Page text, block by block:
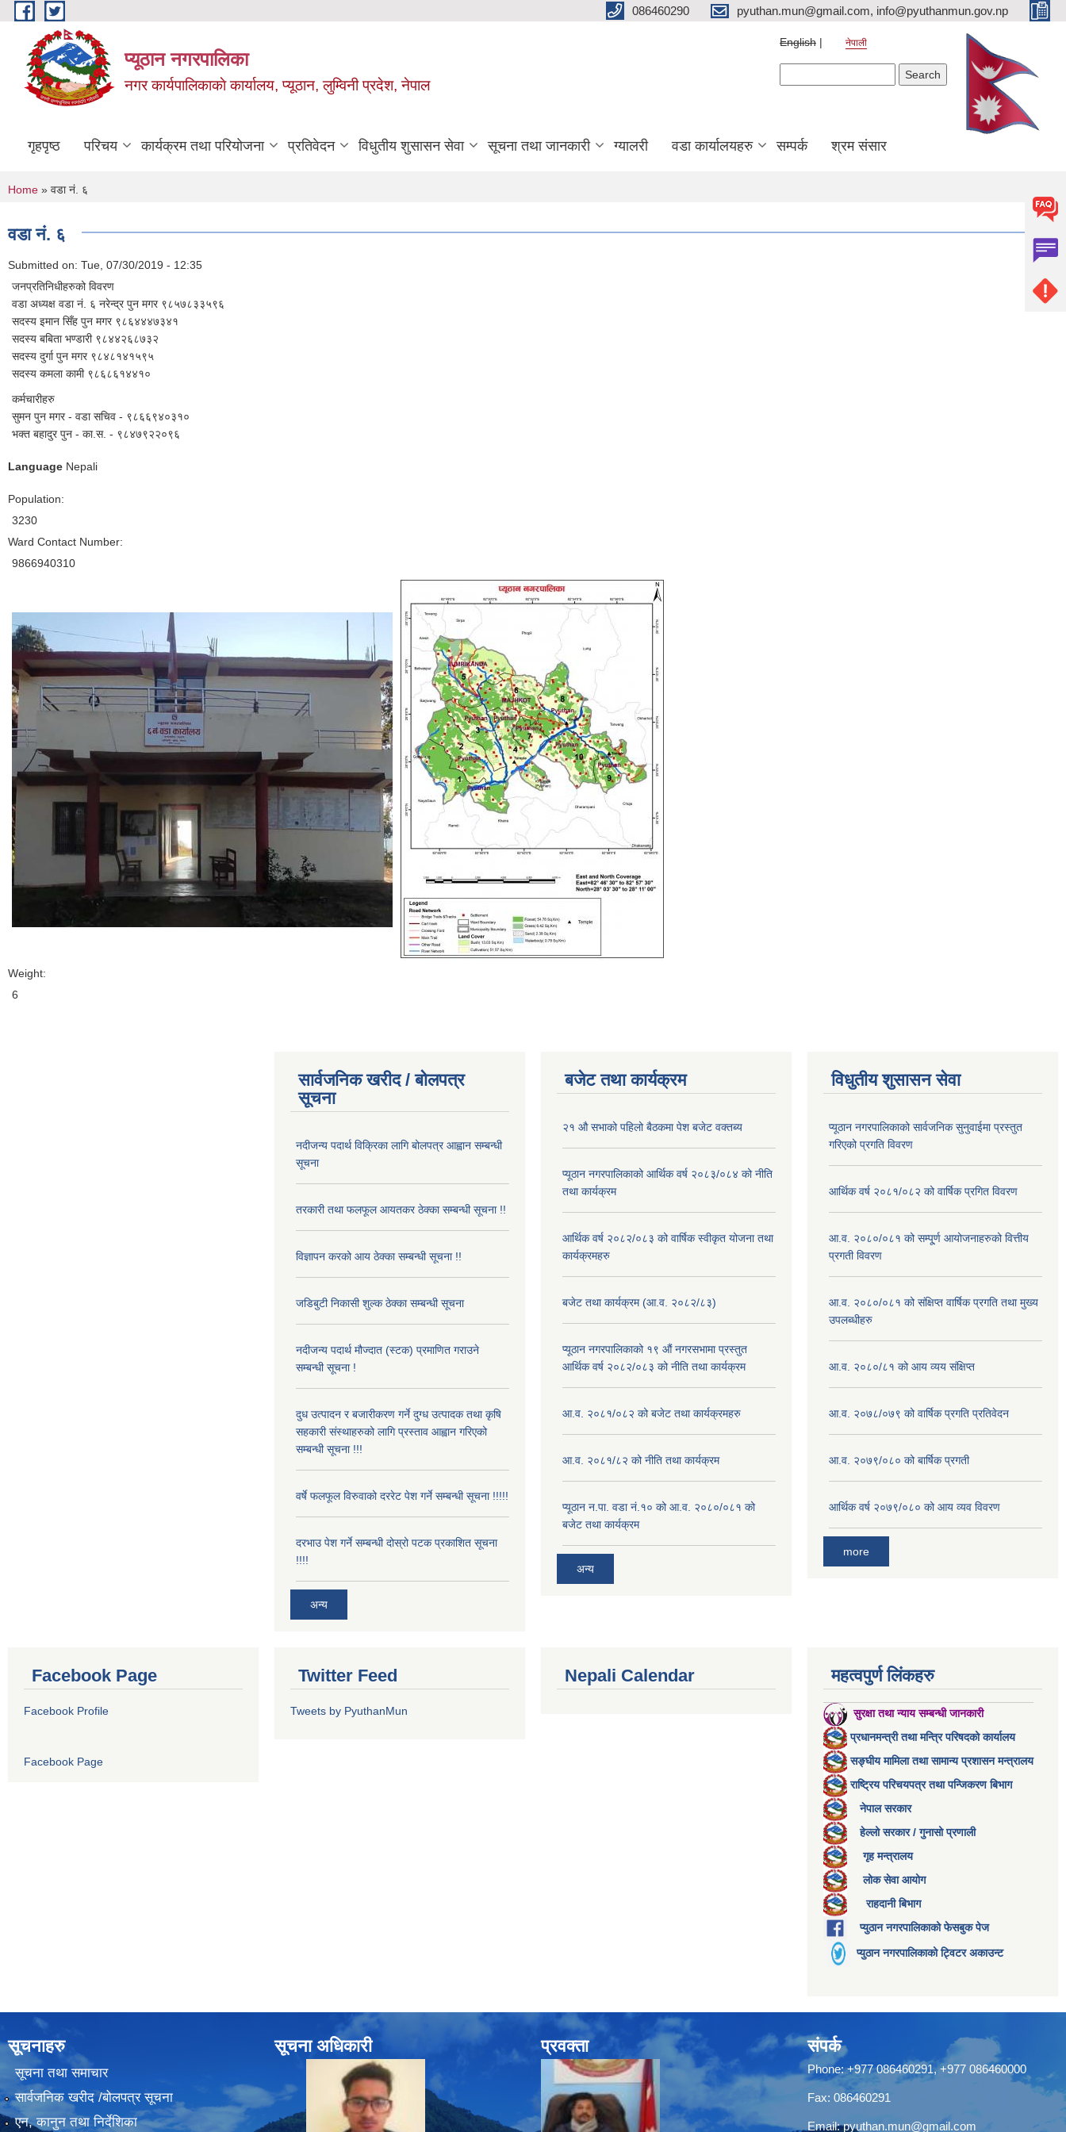
Skip to main content 086460290 pyuthan.mun@gmail.com, info@pyuthanmun.gov.np
प्यूठान नगरपालिका
नगर कार्यपालिकाकाे कार्यालय, प्यूठान, लुम्विनी प्रदेश, नेपाल
English नेपाली
गृहपृष्ठ परिचय कार्यक्रम तथा परियोजना प्रतिवेदन विधुतीय शुसासन सेवा सूचना तथा जानकारी ग्यालरी वडा कार्यालयहरु सम्पर्क श्रम संसार
You are here
Home » वडा नं. ६
वडा नं. ६
Submitted on: Tue, 07/30/2019 - 12:35
जनप्रतिनिधीहरुको विवरण
वडा अध्यक्ष वडा नं. ६ नरेन्द्र पुन मगर ९८५७८३३५९६
सदस्य इमान सिँह पुन मगर ९८६४४४७३४१
सदस्य बबिता भण्डारी ९८४४२६८७३२
सदस्य दुर्गा पुन मगर ९८४८१४१५९५
सदस्य कमला कामी ९८६८६१४४१०
कर्मचारीहरु
सुमन पुन मगर - वडा सचिव - ९८६६९४०३१०
भक्त बहादुर पुन - का.स. - ९८४७९२२०९६
Language Nepali
Population:
3230
Ward Contact Number:
9866940310
Weight:
6
सार्वजनिक खरीद / बोलपत्र
सूचना
नदीजन्य पदार्थ विक्रिका लागि बोलपत्र आह्वान सम्बन्धी
सूचना
तरकारी तथा फलफूल आयतकर ठेक्का सम्बन्धी सूचना !!
विज्ञापन करको आय ठेक्का सम्बन्धी सूचना !!
जडिबुटी निकासी शुल्क ठेक्का सम्बन्धी सूचना
नदीजन्य पदार्थ मौज्दात (स्टक) प्रमाणित गराउने
सम्बन्धी सूचना !
दुध उत्पादन र बजारीकरण गर्ने दुग्ध उत्पादक तथा कृषि
सहकारी संस्थाहरुको लागि प्रस्ताव आह्वान गरिएको
सम्बन्धी सूचना !!!
वर्षे फलफूल विरुवाको दररेट पेश गर्ने सम्बन्धी सूचना !!!!!
दरभाउ पेश गर्ने सम्बन्धी दोस्रो पटक प्रकाशित सूचना
!!!!
अन्य
बजेट तथा कार्यक्रम
२१ औ सभाको पहिलो बैठकमा पेश बजेट वक्तब्य
प्यूठान नगरपालिकाको आर्थिक वर्ष २०८३/०८४ को नीति
तथा कार्यक्रम
आर्थिक वर्ष २०८२/०८३ को वार्षिक स्वीकृत योजना तथा
कार्यक्रमहरु
बजेट तथा कार्यक्रम (आ.व. २०८२/८३)
प्यूठान नगरपालिकाको १९ औं नगरसभामा प्रस्तुत
आर्थिक वर्ष २०८२/०८३ को नीति तथा कार्यक्रम
आ.व. २०८१/०८२ को बजेट तथा कार्यक्रमहरु
आ.व. २०८१/८२ को नीति तथा कार्यक्रम
प्यूठान न.पा. वडा नं.१० को आ.व. २०८०/०८१ को
बजेट तथा कार्यक्रम
अन्य
विधुतीय शुसासन सेवा
प्यूठान नगरपालिकाको सार्वजनिक सुनुवाईमा प्रस्तुत
गरिएको प्रगति विवरण
आर्थिक वर्ष २०८१/०८२ को वार्षिक प्रगित विवरण
आ.व. २०८०/०८१ को सम्पू्र्ण आयोजनाहरुको वित्तीय
प्रगती विवरण
आ.व. २०८०/०८१ को संक्षिप्त वार्षिक प्रगति तथा मुख्य
उपलब्धीहरु
आ.व. २०८०/८१ को आय व्यय संक्षिप्त
आ.व. २०७८/०७९ को वार्षिक प्रगति प्रतिवेदन
आ.व. २०७९/०८० को बार्षिक प्रगती
आर्थिक वर्ष २०७९/०८० को आय व्यव विवरण
more
Facebook Page
Facebook Profile
Facebook Page
Twitter Feed
Tweets by PyuthanMun
Nepali Calendar महत्वपुर्ण लिंकहरु
सुरक्षा तथा न्याय सम्बन्धी जानकारी
प्रधानमन्त्री तथा मन्त्रि परिषदको कार्यालय
सङ्घीय मामिला तथा सामान्य प्रशासन मन्त्रालय
राष्ट्रिय परिचयपत्र तथा पन्जिकरण बिभाग
नेपाल सरकार
हेल्लो सरकार / गुनासो प्रणाली
गृह मन्त्रालय
लोक सेवा आयोग
राहदानी बिभाग
प्युठान नगरपालिकाको फेसबुक पेज
प्युठान नगरपालिकाको ट्विटर अकाउन्ट
सूचनाहरु
सूचना तथा समाचार
सार्वजनिक खरीद /बोलपत्र सूचना
एन, कानुन तथा निर्देशिका
सूचना अधिकारी प्रवक्ता संपर्क
Phone: +977 086460291, +977 086460000
Fax: 086460291
Email:pyuthan.mun@gmail.com